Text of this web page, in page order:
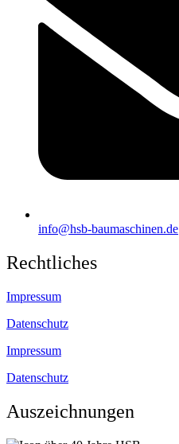
info@hsb-baumaschinen.de
Rechtliches
Impressum
Datenschutz
Impressum
Datenschutz
Auszeichnungen